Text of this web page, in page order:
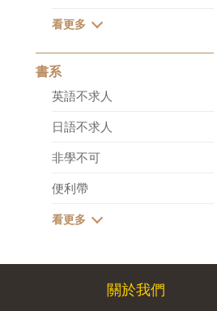
書系
英語不求人
日語不求人
非學不可
便利帶
關於我們